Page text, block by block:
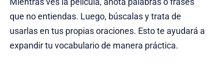
que no entiendas. Luego, búscalas y trata de
usarlas en tus propias oraciones. Esto te ayudará a
expandir tu vocabulario de manera práctica.